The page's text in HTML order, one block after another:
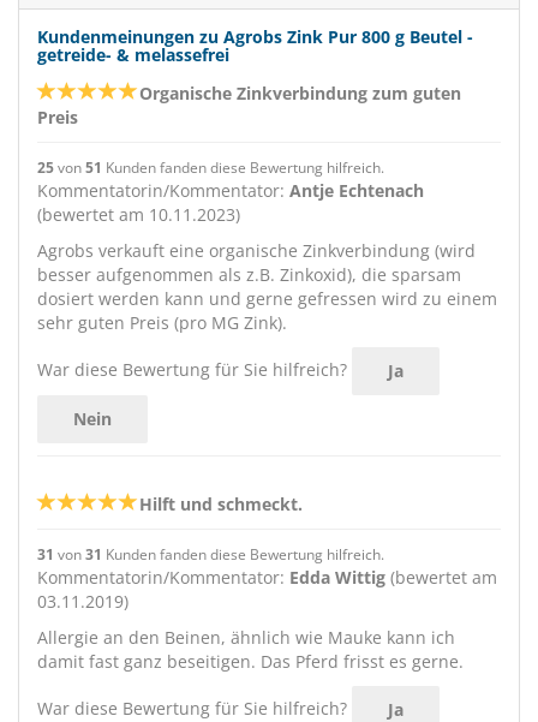
Kundenmeinungen zu Agrobs Zink Pur 800 g Beutel -
getreide- & melassefrei
Organische Zinkverbindung zum guten
Preis
25von51 Kunden fanden diese Bewertung hilfreich.
Kommentatorin/Kommentator: Antje Echtenach
(bewertet am 10.11.2023)
Agrobs verkauft eine organische Zinkverbindung (wird
besser aufgenommen als z.B. Zinkoxid), die sparsam
dosiert werden kann und gerne gefressen wird zu einem
sehr guten Preis (pro MG Zink).
War diese Bewertung für Sie hilfreich? Ja
Nein
Hilft und schmeckt.
31 von31 Kunden fanden diese Bewertung hilfreich.
Kommentatorin/Kommentator: Edda Wittig (bewertet am
03.11.2019)
Allergie an den Beinen, ähnlich wie Mauke kann ich
damit fast ganz beseitigen. Das Pferd frisst es gerne.
War diese Bewertung für Sie hilfreich? Ja